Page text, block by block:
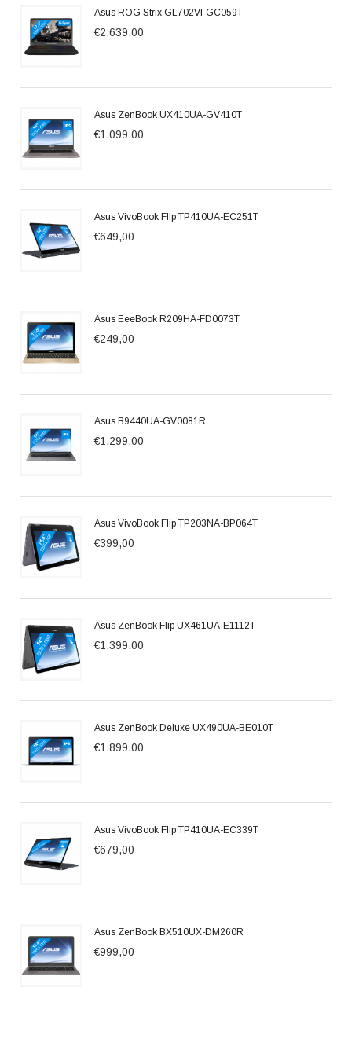
Asus ROG Strix GL702VI-GC059T
€2.639,00
Asus ZenBook UX410UA-GV410T
€1.099,00
Asus VivoBook Flip TP410UA-EC251T
€649,00
Asus EeeBook R209HA-FD0073T
€249,00
Asus B9440UA-GV0081R
€1.299,00
Asus VivoBook Flip TP203NA-BP064T
€399,00
Asus ZenBook Flip UX461UA-E1112T
€1.399,00
Asus ZenBook Deluxe UX490UA-BE010T
€1.899,00
Asus VivoBook Flip TP410UA-EC339T
€679,00
Asus ZenBook BX510UX-DM260R
€999,00